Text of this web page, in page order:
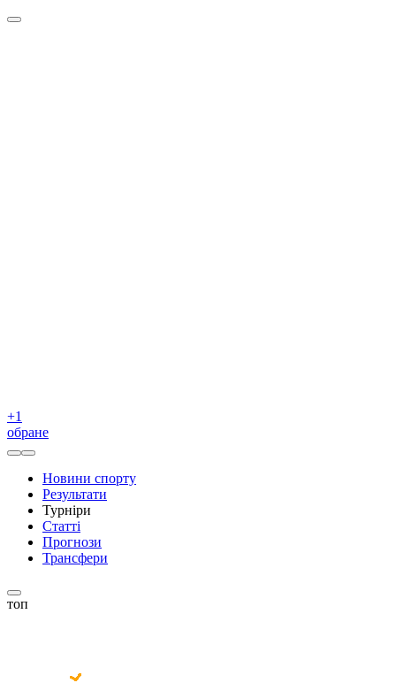
+1
обране
Новини спорту
Результати
Турніри
Статті
Прогнози
Трансфери
топ